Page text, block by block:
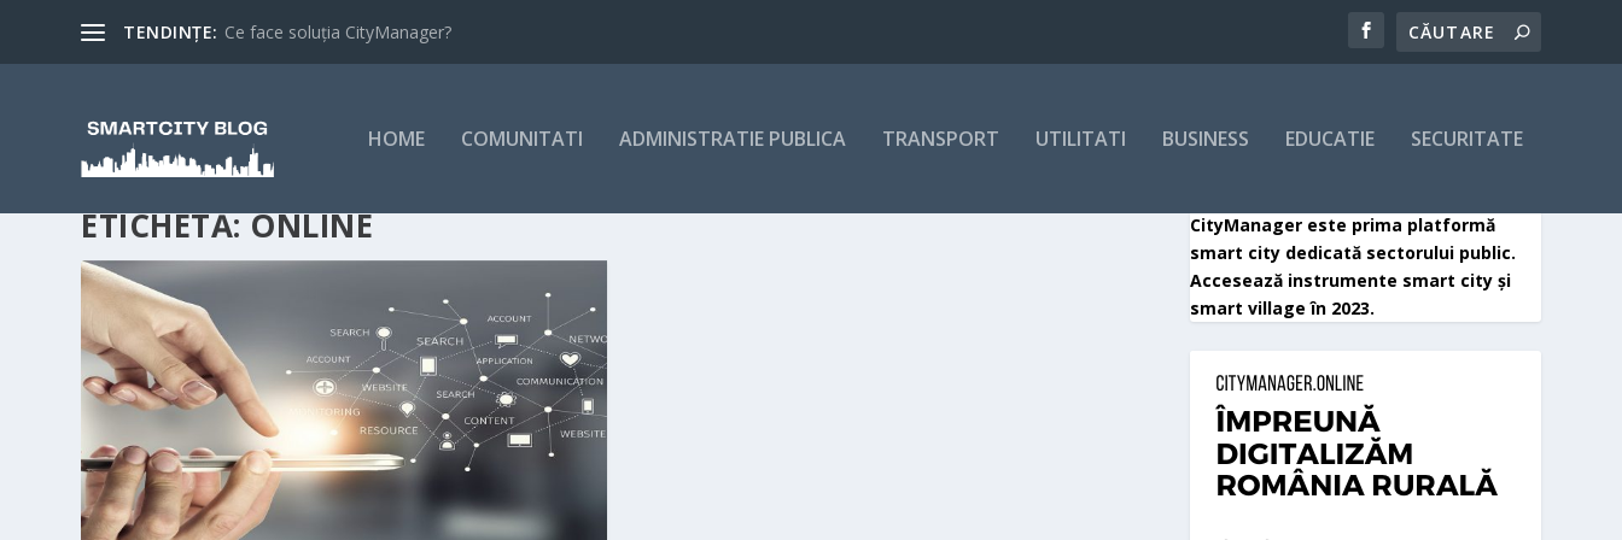
TENDINȚE: Ce face soluția CityManager?
HOME COMUNITATI ADMINISTRATIE PUBLICA TRANSPORT UTILITATI BUSINESS EDUCATIE SECURITATE
ETICHETĂ:ONLINE
CityManager este prima platformă
smart city dedicată sectorului public.
Accesează instrumente smart city și
smart village în 2023.